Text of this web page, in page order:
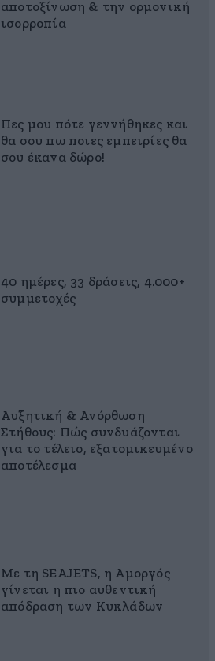
αποτοξίνωση & την ορμονική
ισορροπία
Πες μου πότε γεννήθηκες και
θα σου πω ποιες εμπειρίες θα
σου έκανα δώρο!
40 ημέρες, 33 δράσεις, 4.000+
συμμετοχές
Αυξητική & Ανόρθωση
Στήθους: Πώς συνδυάζονται
για το τέλειο, εξατομικευμένο
αποτέλεσμα
Με τη SEAJETS, η Αμοργός
γίνεται η πιο αυθεντική
απόδραση των Κυκλάδων